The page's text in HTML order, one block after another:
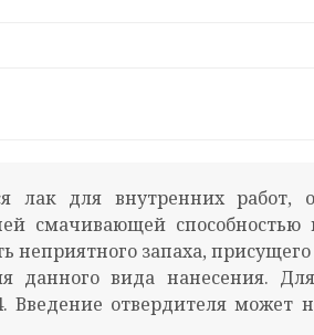
для внутренних работ,
смачивающей способностью
неприятного запаха,
данного вида нанесения.
отвердителя может